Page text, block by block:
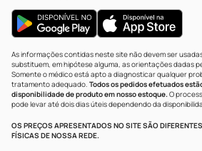
As informações contidas neste site não devem ser
substituem, em hipótese alguma, as orientações dadas
Somente o médico está apto a diagnosticar qualquer
tratamento adequado. Todos os pedidos efetuados
disponibilidade de produto em nosso estoque.O
pode levar até dois dias úteis dependendo da
OS PREÇOS APRESENTADOS NO SITE SÃO
FÍSICAS DE NOSSA REDE.